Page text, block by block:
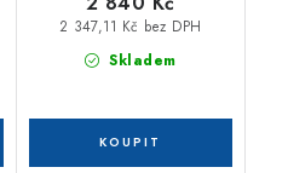
Skladem
2 347,11 Kč bez DPH